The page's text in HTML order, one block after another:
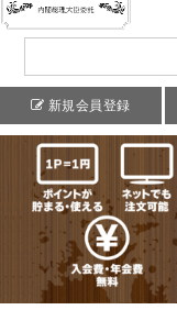
新規会員登録